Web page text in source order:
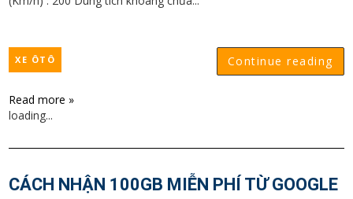
Continue reading
XE ÔTÔ
Read more »
loading...
CÁCH NHẬN 100GB MIỄN PHÍ TỪ GOOGLE